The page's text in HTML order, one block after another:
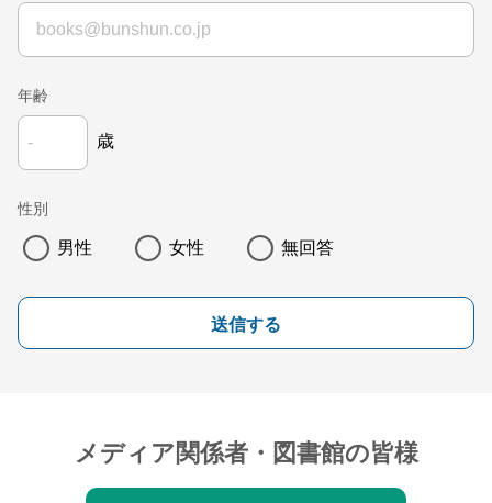
年齢
歳
性別
男性 女性 無回答
送信する
メディア関係者・図書館の皆様